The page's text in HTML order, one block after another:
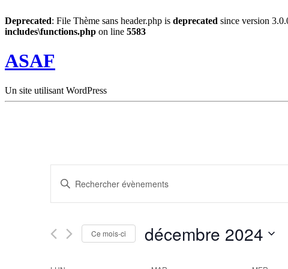
Deprecated: File Thème sans header.php is deprecated since version
includes\functions.php on line 5583
ASAF
Un site utilisant WordPress
et
navigation
vues
Saisir
mot-
par
mot-
Ce mois-ci décembre 2024